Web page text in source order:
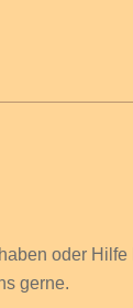
oder Hilfe
gerne.